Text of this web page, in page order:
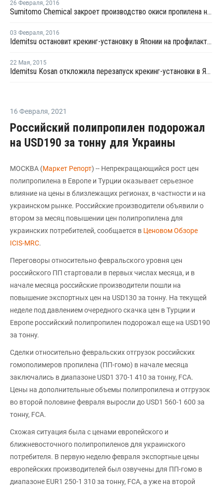
26 Февраля, 2016
Sumitomo Chemical закроет производство окиси пропилена на ремонт в мае
03 Февраля, 2016
Idemitsu остановит крекинг-установку в Японии на профилактику
22 Мая, 2015
Idemitsu Kosan откложила перезапуск крекинг-установки в Японии
16 Февраля, 2021
Российский полипропилен подорожал
на USD190 за тонну для Украины
МОСКВА (Маркет Репорт) -- Непрекращающийся рост цен
полипропилена в Европе и Турции оказывает серьезное
влияние на цены в близлежащих регионах, в частности и на
украинском рынке. Российские производители объявили о
втором за месяц повышении цен полипропилена для
украинских потребителей, сообщается в Ценовом Обзоре
ICIS-MRС.
Переговоры относительно февральского уровня цен
российского ПП стартовали в первых числах месяца, и в
начале месяца российские производители пошли на
повышение экспортных цен на USD130 за тонну. На текущей
неделе под давлением очередного скачка цен в Турции и
Европе российский полипропилен подорожал еще на USD190
за тонну.
Сделки относительно февральских отгрузок российских
гомополимеров пропилена (ПП-гомо) в начале месяца
заключались в диапазоне USD1 370-1 410 за тонну, FCA.
Цены на дополнительные объемы полипропилена и отгрузок
во второй половине февраля выросли до USD1 560-1 600 за
тонну, FCA.
Схожая ситуация была с ценами европейского и
ближневосточного полипропиленов для украинского
потребителя. В первую неделю февраля экспортные цены
европейских производителей был озвучены для ПП-гомо в
диапазоне EUR1 250-1 310 за тонну, FCA, а уже на второй